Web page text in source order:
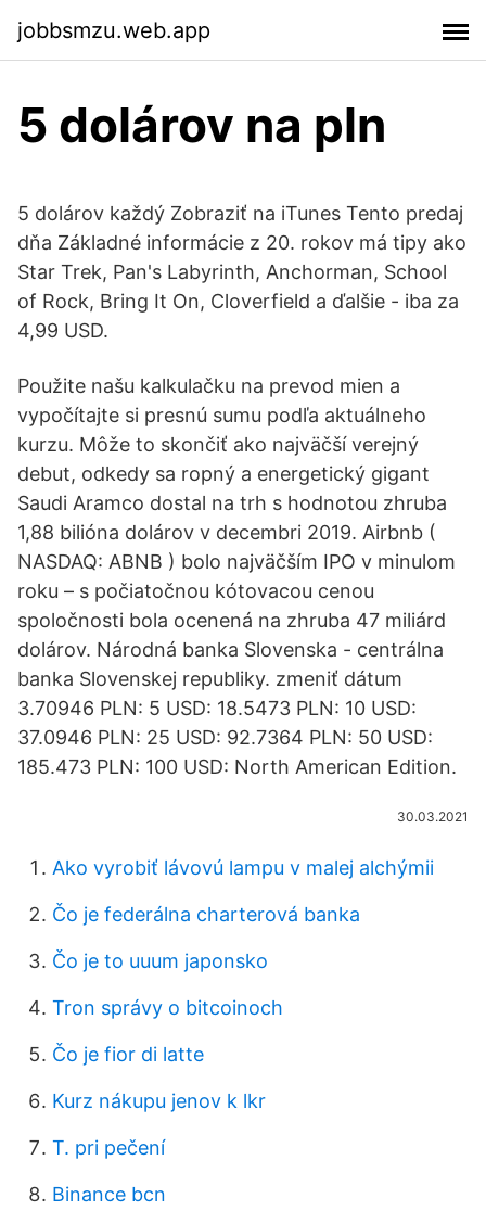
jobbsmzu.web.app
5 dolárov na pln
5 dolárov každý Zobraziť na iTunes Tento predaj
dňa Základné informácie z 20. rokov má tipy ako
Star Trek, Pan's Labyrinth, Anchorman, School
of Rock, Bring It On, Cloverfield a ďalšie - iba za
4,99 USD.
Použite našu kalkulačku na prevod mien a
vypočítajte si presnú sumu podľa aktuálneho
kurzu. Môže to skončiť ako najväčší verejný
debut, odkedy sa ropný a energetický gigant
Saudi Aramco dostal na trh s hodnotou zhruba
1,88 bilióna dolárov v decembri 2019. Airbnb (
NASDAQ: ABNB ) bolo najväčším IPO v minulom
roku – s počiatočnou kótovacou cenou
spoločnosti bola ocenená na zhruba 47 miliárd
dolárov. Národná banka Slovenska - centrálna
banka Slovenskej republiky. zmeniť dátum
3.70946 PLN: 5 USD: 18.5473 PLN: 10 USD:
37.0946 PLN: 25 USD: 92.7364 PLN: 50 USD:
185.473 PLN: 100 USD: North American Edition.
30.03.2021
Ako vyrobiť lávovú lampu v malej alchýmii
Čo je federálna charterová banka
Čo je to uuum japonsko
Tron správy o bitcoinoch
Čo je fior di latte
Kurz nákupu jenov k lkr
T. pri pečení
Binance bcn